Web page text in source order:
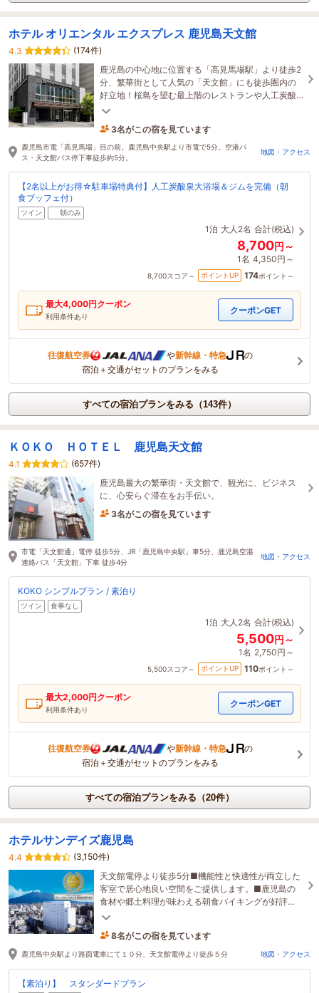
ホテル オリエンタル エクスプレス 鹿児島天文館
4.3
(174件)
鹿児島の中心地に位置する「高見馬場駅」より徒歩2
分、繁華街として人気の「天文館」にも徒歩圏内の
好立地！桜島を望む最上階のレストランや人工炭酸
泉の大浴場、ジムなどを完備。快適なホテル滞在を
3名がこの宿を見ています
たった今予約されました
鹿児島市電「高見馬場」目の前。鹿児島中央駅より市電で5分。空港バ
ス・天文館バス停下車徒歩約5分。
地図・アクセス
【2名以上がお得☆駐車場特典付】人工炭酸泉大浴場＆ジムを完備（朝
食ブッフェ付）
ツイン 朝のみ
1泊 大人2名 合計(税込)
8,700円～
1名 4,350円～
8,700スコア～ ポイントUP 174ポイント～
最大4,000円クーポン
利用条件あり
クーポンGET
往復航空券 や新幹線・特急
の
宿泊＋交通がセットのプランをみる
すべての宿泊プランをみる（143件）
ＫＯＫＯ ＨＯＴＥＬ 鹿児島天文館
4.1
(657件)
鹿児島最大の繁華街・天文館で、観光に、ビジネス
に、心安らぐ滞在をお手伝い。
3名がこの宿を見ています
市電「天文館通」電停 徒歩5分、JR「鹿児島中央駅」車5分、鹿児島空港
連絡バス「天文館」下車 徒歩4分
地図・アクセス
KOKO シンプルプラン / 素泊り
ツイン 食事なし
1泊 大人2名 合計(税込)
5,500円～
1名 2,750円～
5,500スコア～ ポイントUP 110ポイント～
最大2,000円クーポン
利用条件あり
クーポンGET
往復航空券 や新幹線・特急
の
宿泊＋交通がセットのプランをみる
すべての宿泊プランをみる（20件）
ホテルサンデイズ鹿児島
4.4
(3,150件)
天文館電停より徒歩5分■機能性と快適性が両立した
客室で居心地良い空間をご提供します。■鹿児島の
食材や郷土料理が味わえる朝食バイキングが好評
◎■女性専用ルームに話題のＲｅＦａ（リファ）製
8名がこの宿を見ています
29分前に予約されました
鹿児島中央駅より路面電車にて１０分、天文館電停より徒歩５分 地図・アクセス
【素泊り】 スタンダードプラン